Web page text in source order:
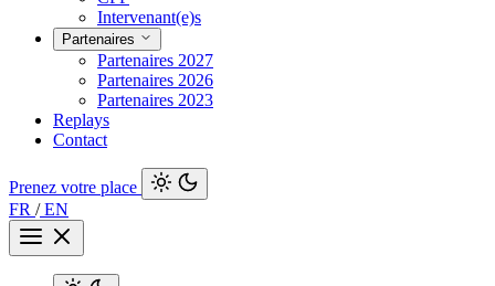
Intervenant(e)s
Partenaires
Partenaires 2027
Partenaires 2026
Partenaires 2023
Replays
Contact
Prenez votre place
FR /EN